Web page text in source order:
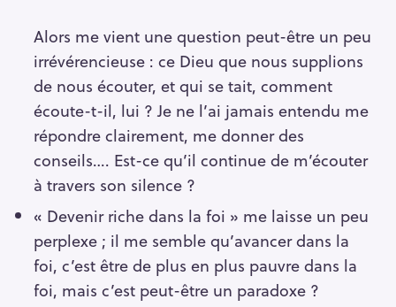
Alors me vient une question peut-être un peu
irrévérencieuse : ce Dieu que nous supplions
de nous écouter, et qui se tait, comment
écoute-t-il, lui ? Je ne l’ai jamais entendu me
répondre clairement, me donner des
conseils…. Est-ce qu’il continue de m’écouter
à travers son silence ?
« Devenir riche dans la foi » me laisse un peu
perplexe ; il me semble qu’avancer dans la
foi, c’est être de plus en plus pauvre dans la
foi, mais c’est peut-être un paradoxe ?